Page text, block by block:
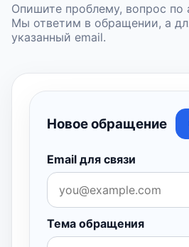
Опишите проблему, вопрос по
Мы ответим в обращении, а
указанный email.
Новое обращение
Email для связи
Тема обращения